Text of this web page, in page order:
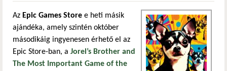
Az Epic Games Store e heti másik
ajándéka, amely szintén október
másodikáig ingyenesen érhető el az
Epic Store-ban, a Jorel’s Brother and
The Most Important Game of the